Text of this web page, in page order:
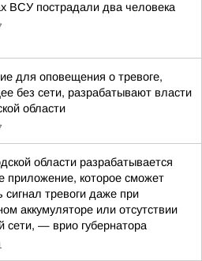
ВСУ пострадали два человека
для оповещения о тревоге,
без сети, разрабатывают власти
области
области разрабатывается
приложение, которое сможет
сигнал тревоги даже при
аккумуляторе или отсутствии
сети, — врио губернатора